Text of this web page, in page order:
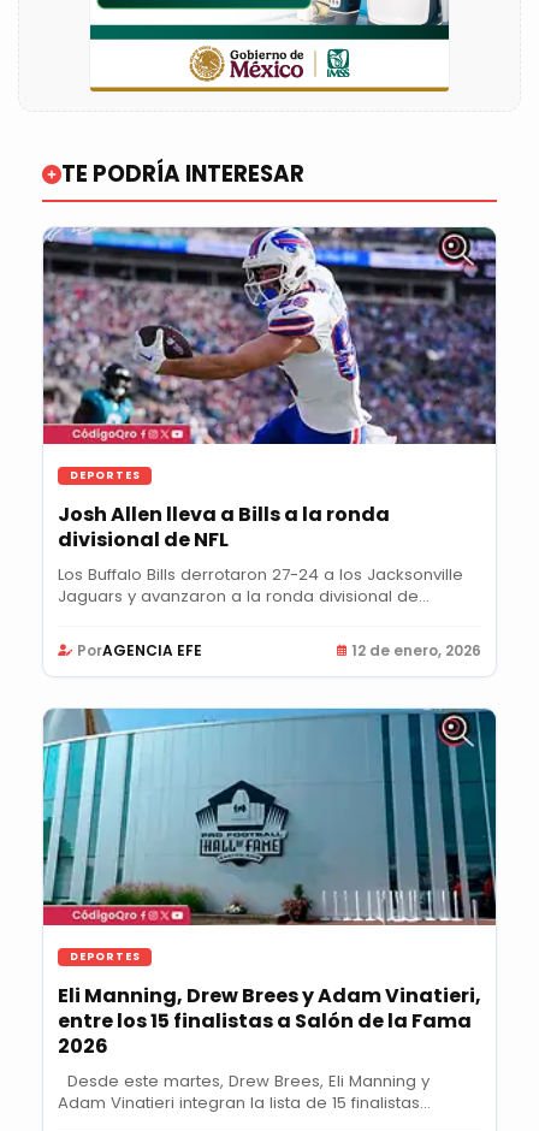
TE PODRÍA INTERESAR
DEPORTES
Josh Allen lleva a Bills a la ronda
divisional de NFL
Los Buffalo Bills derrotaron 27-24 a los Jacksonville
Jaguars y avanzaron a la ronda divisional de...
PorAGENCIA EFE 12 de enero, 2026
DEPORTES
Eli Manning, Drew Brees y Adam Vinatieri,
entre los 15 finalistas a Salón de la Fama
2026
Desde este martes, Drew Brees, Eli Manning y
Adam Vinatieri integran la lista de 15 finalistas...